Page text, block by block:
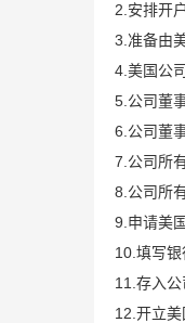
2.安排开
3.准备由
4.美国公
5.公司董
6.公司董
7.公司所
8.公司所
9.申请美
10.填写
11.存入
12.开立美